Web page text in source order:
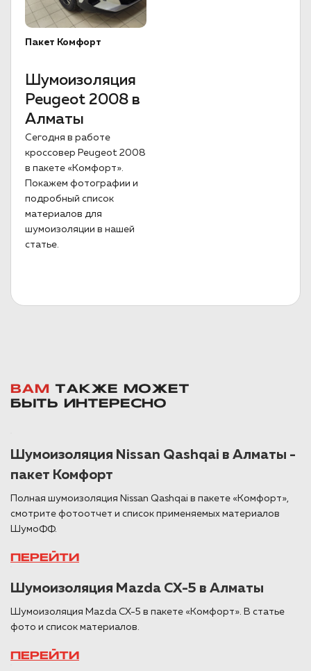
Пакет Комфорт
Шумоизоляция
Peugeot 2008 в
Алматы
Сегодня в работе
кроссовер Peugeot 2008
в пакете «Комфорт».
Покажем фотографии и
подробный список
материалов для
шумоизоляции в нашей
статье.
ВАМ
ТАКЖЕ МОЖЕТ
БЫТЬ ИНТЕРЕСНО
Шумоизоляция Nissan Qashqai в Алматы -
пакет Комфорт
Полная шумоизоляция Nissan Qashqai в пакете «Комфорт»,
смотрите фотоотчет и список применяемых материалов
ШумоФФ.
ПЕРЕЙТИ
Шумоизоляция Mazda CX-5 в Алматы
Шумоизоляция Mazda CX-5 в пакете «Комфорт». В статье
фото и список материалов.
ПЕРЕЙТИ